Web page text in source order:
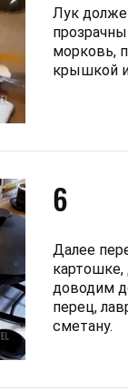
Лук
морковь,
крышкой и
6
Далее
доводим
перец,
сметану.